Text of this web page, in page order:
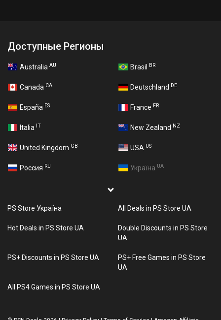
Доступные Регионы
Australia AU Brasil BR
Canada CA Deutschland DE
España ES France FR
Italia IT New Zealand NZ
United Kingdom GB USA US
Россия RU Україна UA
PS Store Україна All Deals in PS Store UA
Hot Deals in PS Store UA
Double Discounts in PS Store
UA
PS+ Discounts in PS Store UA
PS+ Free Games in PS Store
UA
All PS4 Games in PS Store UA